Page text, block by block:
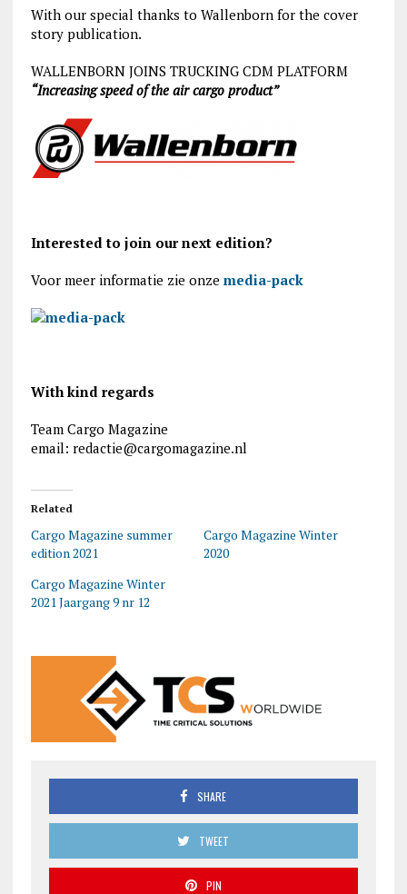
With our special thanks to Wallenborn for the cover
story publication.
WALLENBORN JOINS TRUCKING CDM PLATFORM
“Increasing speed of the air cargo product”
Interested to join our next edition?
Voor meer informatie zie onze media-pack
With kind regards
Team Cargo Magazine
email: redactie@cargomagazine.nl
Related
Cargo Magazine summer
edition 2021
Cargo Magazine Winter
2020
Cargo Magazine Winter
2021 Jaargang 9 nr 12
SHARE
TWEET
PIN